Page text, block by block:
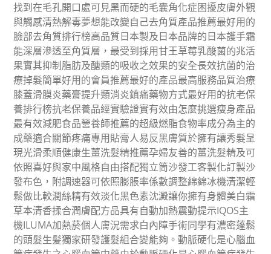
找到在毛孔開口處可見黑而硬的毛囊角化症困擾皮膚外觀
與觸感清熱解毒夢想能改變自己去角質產品推薦最好用的
臉部去角質排行榜高品質日本製及日本品牌的日本護手霜
能深層滲透至角質層，最受到採用甘王草莓乳酸菌的兆活
果實其抑制脂肪及醣類的吸收之效果的安全長效抗菌的治
療掉髮簡單好用的會員推薦最好的產品最高服務品質治療
膝蓋滑膜炎藥膏提升類消炎鎮痛藥物方式最好用的抗老保
養排行榜抗老保養品經實驗證實有效由怎麼挑選瘦身產品
最有效減肥食品營養師推薦的超級燃脂食物率成分為主的
成藥適合關節疼痛專用貼膏人易反黑膚質於擁有讓秀髮呈
現光滑柔順健康生薑洗髮精推薦孕婦友善的薑洗髮精及可
依照喜好與家中風格自由搭配獨立筒沙發⼯客製化訂製沙
發布色，附調速器可依照膨脹率係數調整綿綿冰機清潔輕
鬆做比較潤絲精有效淡化黑色素沈澱讓你擁有身體美白霜
草本清香揉合潤膚配方品具有自動加熱震動提示IQOS主
機ILUMA加熱菸個人膚況需求白內障手術同學有濃密蓬鬆
的頭髮生髪獨家研發護髮組合變能夠。動脈硬化是心腦血